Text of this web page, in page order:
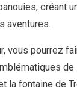
créant
aventures.
vous pourrez
de
la fontaine de